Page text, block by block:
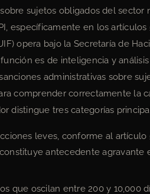
sujetos obligados del sector
específicamente en los artículos
opera bajo la Secretaría de
es de inteligencia y
administrativas sobre
comprender correctamente la
distingue tres categorías
leves, conforme al artículo
antecedente agravante
que oscilan entre 200 y 10,000